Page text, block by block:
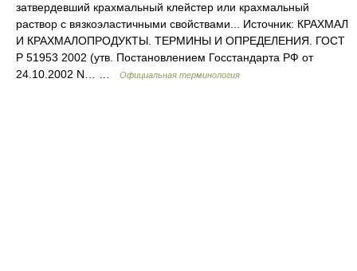
затвердевший крахмальный клейстер или крахмальный
раствор с вязкоэластичными свойствами... Источник: КРАХМАЛ
И КРАХМАЛОПРОДУКТЫ. ТЕРМИНЫ И ОПРЕДЕЛЕНИЯ. ГОСТ
Р 51953 2002 (утв. Постановлением Госстандарта РФ от
24.10.2002 N… …
Официальная терминология